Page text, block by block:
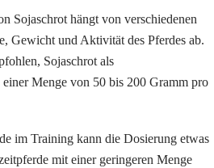
Sojaschrot hängt von verschiedenen
Gewicht und Aktivität des Pferdes ab.
Sojaschrot als
Menge von 50 bis 200 Gramm pro
im Training kann die Dosierung etwas
mit einer geringeren Menge